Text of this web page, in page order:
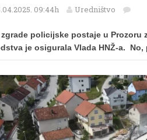
09:44h Uredništvo
policijske postaje u
je osigurala Vlada HNŽ-a.